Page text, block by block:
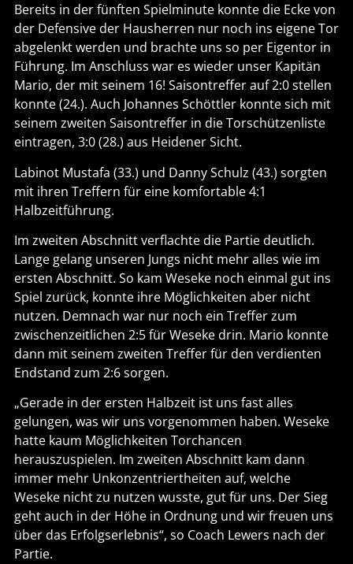
Bereits in der fünften Spielminute konnte die Ecke von
der Defensive der Hausherren nur noch ins eigene Tor
abgelenkt werden und brachte uns so per Eigentor in
Führung. Im Anschluss war es wieder unser Kapitän
Mario, der mit seinem 16! Saisontreffer auf 2:0 stellen
konnte (24.). Auch Johannes Schöttler konnte sich mit
seinem zweiten Saisontreffer in die Torschützenliste
eintragen, 3:0 (28.) aus Heidener Sicht.
Labinot Mustafa (33.) und Danny Schulz (43.) sorgten
mit ihren Treffern für eine komfortable 4:1
Halbzeitführung.
Im zweiten Abschnitt verflachte die Partie deutlich.
Lange gelang unseren Jungs nicht mehr alles wie im
ersten Abschnitt. So kam Weseke noch einmal gut ins
Spiel zurück, konnte ihre Möglichkeiten aber nicht
nutzen. Demnach war nur noch ein Treffer zum
zwischenzeitlichen 2:5 für Weseke drin. Mario konnte
dann mit seinem zweiten Treffer für den verdienten
Endstand zum 2:6 sorgen.
„Gerade in der ersten Halbzeit ist uns fast alles
gelungen, was wir uns vorgenommen haben. Weseke
hatte kaum Möglichkeiten Torchancen
herauszuspielen. Im zweiten Abschnitt kam dann
immer mehr Unkonzentriertheiten auf, welche
Weseke nicht zu nutzen wusste, gut für uns. Der Sieg
geht auch in der Höhe in Ordnung und wir freuen uns
über das Erfolgserlebnis“, so Coach Lewers nach der
Partie.